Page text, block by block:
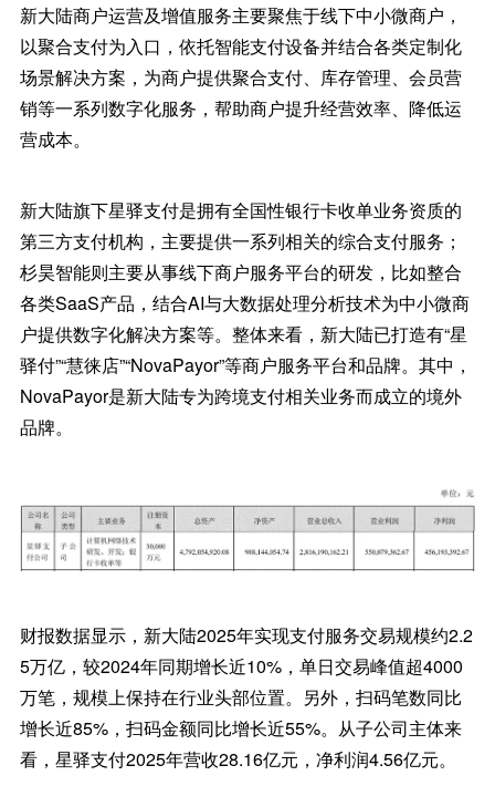
新大陆商户运营及增值服务主要聚焦于线下中小微商户，
以聚合支付为入口，依托智能支付设备并结合各类定制化
场景解决方案，为商户提供聚合支付、库存管理、会员营
销等一系列数字化服务，帮助商户提升经营效率、降低运
营成本。
新大陆旗下星驿支付是拥有全国性银行卡收单业务资质的
第三方支付机构，主要提供一系列相关的综合支付服务；
杉昊智能则主要从事线下商户服务平台的研发，比如整合
各类SaaS产品，结合AI与大数据处理分析技术为中小微商
户提供数字化解决方案等。整体来看，新大陆已打造有“星
驿付”“慧徕店”“NovaPayor”等商户服务平台和品牌。其中，
NovaPayor是新大陆专为跨境支付相关业务而成立的境外
品牌。
财报数据显示，新大陆2025年实现支付服务交易规模约2.2
5万亿，较2024年同期增长近10%，单日交易峰值超4000
万笔，规模上保持在行业头部位置。另外，扫码笔数同比
增长近85%，扫码金额同比增长近55%。从子公司主体来
看，星驿支付2025年营收28.16亿元，净利润4.56亿元。